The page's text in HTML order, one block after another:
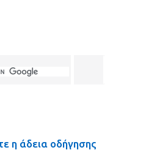
η άδεια οδήγησης